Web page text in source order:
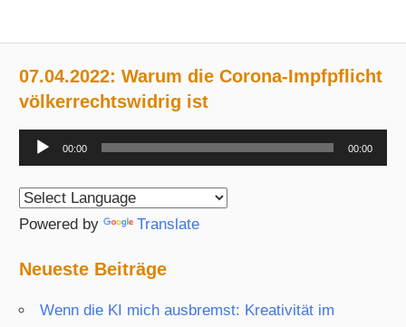
07.04.2022: Warum die Corona-Impfpflicht
völkerrechtswidrig ist
Audio-
Player
00:00 00:00
Powered by Translate
Neueste Beiträge
Wenn die KI mich ausbremst: Kreativität im